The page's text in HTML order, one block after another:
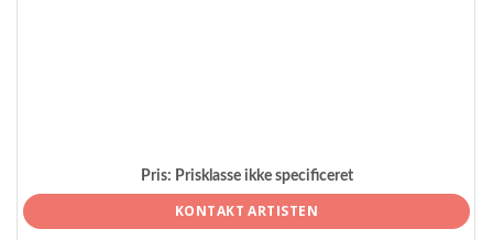
Pris: Prisklasse ikke specificeret
KONTAKT ARTISTEN